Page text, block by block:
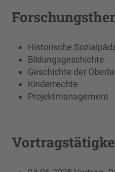
Historische
Bildungsgeschichte
Geschichte der
Kinderrechte
Projektmanagement